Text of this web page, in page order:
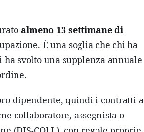
almeno 13 settimane di
È una soglia che chi ha
ha svolto una supplenza annuale
dipendente, quindi i contratti a
collaboratore, assegnista o